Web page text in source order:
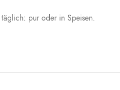
pur oder in Speisen.